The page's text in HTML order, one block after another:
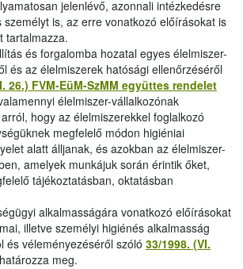
jelenlévő, azonnali intézkedésre
is, az erre vonatkozó előírásokat is
tartalmazza.
és forgalomba hozatal egyes élelmiszer-
és az élelmiszerek hatósági ellenőrzéséről
26.) FVM-EüM-SzMM együttes rendelet
élelmiszer-vállalkozónak
hogy az élelmiszerekkel foglalkozó
megfelelő módon higiéniai
alatt álljanak, és azokban az élelmiszer-
amelyek munkájuk során érintik őket,
tájékoztatásban, oktatásban
alkalmasságára vonatkozó előírásokat
illetve személyi higiénés alkalmasság
és véleményezéséről szóló 33/1998. (VI.
határozza meg.